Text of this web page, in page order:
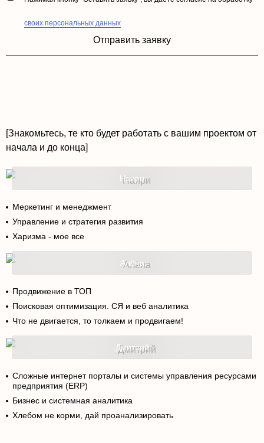
своих персональных данных
Отправить заявку
[Знакомьтесь, те кто будет работать с вашим проектом от
начала и до конца]
Наири
Меркетинг и менеджмент
Управление и стратегия развития
Харизма - мое все
Алёна
Продвижение в ТОП
Поисковая оптимизация. СЯ и веб аналитика
Что не двигается, то толкаем и продвигаем!
Дмитрий
Сложные интернет порталы и системы управления ресурсами
предприятия (ERP)
Бизнес и системная аналитика
Хлебом не корми, дай проанализировать